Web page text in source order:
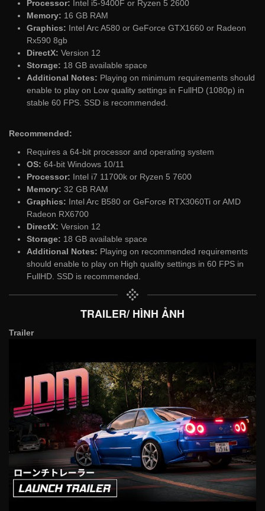
Processor: Intel i5-9400F or Ryzen 5 2600
Memory: 16 GB RAM
Graphics: Intel Arc A580 or GeForce GTX1660 or Radeon
Rx590 8gb
DirectX: Version 12
Storage: 18 GB available space
Additional Notes: Playing on minimum requirements should
enable to play on Low quality settings in FullHD (1080p) in
stable 60 FPS. SSD is recommended.
Recommended:
Requires a 64-bit processor and operating system
OS: 64-bit Windows 10/11
Processor: Intel i7 11700k or Ryzen 5 7600
Memory: 32 GB RAM
Graphics: Intel Arc B580 or GeForce RTX3060Ti or AMD
Radeon RX6700
DirectX: Version 12
Storage: 18 GB available space
Additional Notes: Playing on recommended requirements
should enable to play on High quality settings in 60 FPS in
FullHD. SSD is recommended.
TRAILER/ HÌNH ẢNH
Trailer